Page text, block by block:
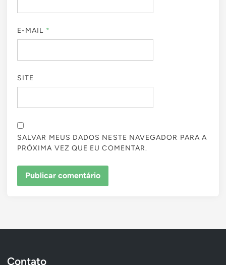
E-MAIL *
SITE
SALVAR MEUS DADOS NESTE NAVEGADOR PARA A
PRÓXIMA VEZ QUE EU COMENTAR.
Contato